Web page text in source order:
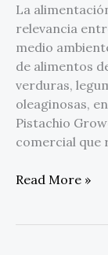
La
relevancia
medio
de alimentos
verduras,
oleaginosas,
Pistachio
comercial que
Read More »